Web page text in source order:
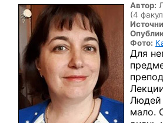
Автор:
(4
Фото:
Для
Людей
мало.